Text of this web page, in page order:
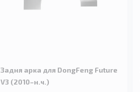
Задня арка для DongFeng Future
V3 (2010–н.ч.)